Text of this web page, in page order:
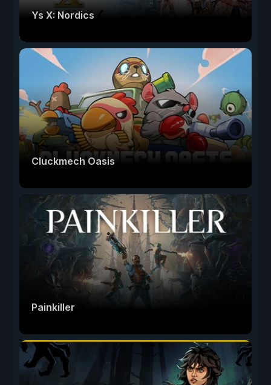
Ys X: Nordics
Cluckmech Oasis
Painkiller